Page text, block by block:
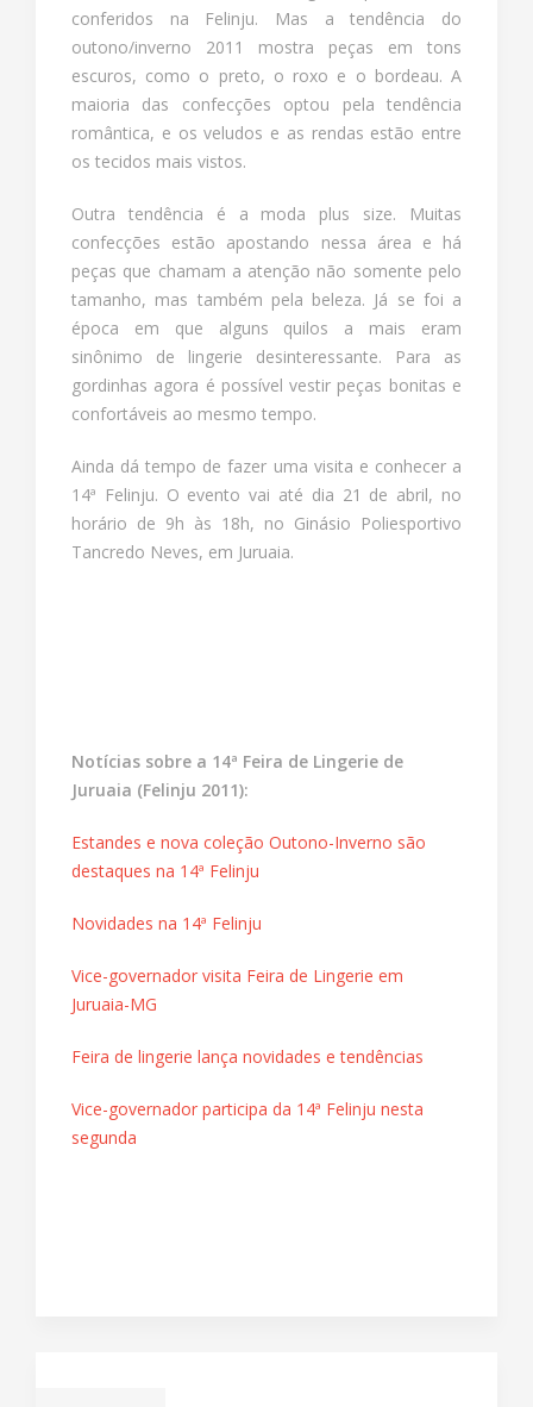
conferidos na Felinju. Mas a tendência do
outono/inverno 2011 mostra peças em tons
escuros, como o preto, o roxo e o bordeau. A
maioria das confecções optou pela tendência
romântica, e os veludos e as rendas estão entre
os tecidos mais vistos.
Outra tendência é a moda plus size. Muitas
confecções estão apostando nessa área e há
peças que chamam a atenção não somente pelo
tamanho, mas também pela beleza. Já se foi a
época em que alguns quilos a mais eram
sinônimo de lingerie desinteressante. Para as
gordinhas agora é possível vestir peças bonitas e
confortáveis ao mesmo tempo.
Ainda dá tempo de fazer uma visita e conhecer a
14ª Felinju. O evento vai até dia 21 de abril, no
horário de 9h às 18h, no Ginásio Poliesportivo
Tancredo Neves, em Juruaia.
Notícias sobre a 14ª Feira de Lingerie de
Juruaia (Felinju 2011):
Estandes e nova coleção Outono-Inverno são
destaques na 14ª Felinju
Novidades na 14ª Felinju
Vice-governador visita Feira de Lingerie em
Juruaia-MG
Feira de lingerie lança novidades e tendências
Vice-governador participa da 14ª Felinju nesta
segunda